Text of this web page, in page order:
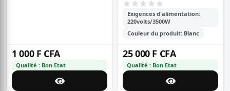
1 000 F CFA
Qualité : Bon Etat
Exigences d'alimentation:
220volts/3500W
Couleur du produit: Blanc
25 000 F CFA
Qualité : Bon Etat